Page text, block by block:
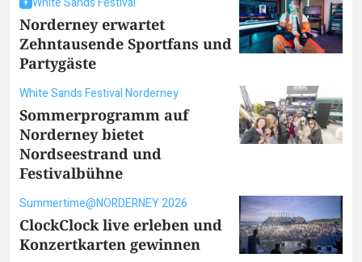
Norderney erwartet
Zehntausende Sportfans und
Partygäste
White Sands Festival Norderney
Sommerprogramm auf
Norderney bietet
Nordseestrand und
Festivalbühne
Summertime@NORDERNEY 2026
ClockClock live erleben und
Konzertkarten gewinnen